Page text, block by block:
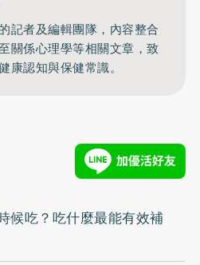
記者及編輯團隊，內容整合
關係心理學等相關文章，致
康認知與保健常識。
候吃？吃什麼最能有效補